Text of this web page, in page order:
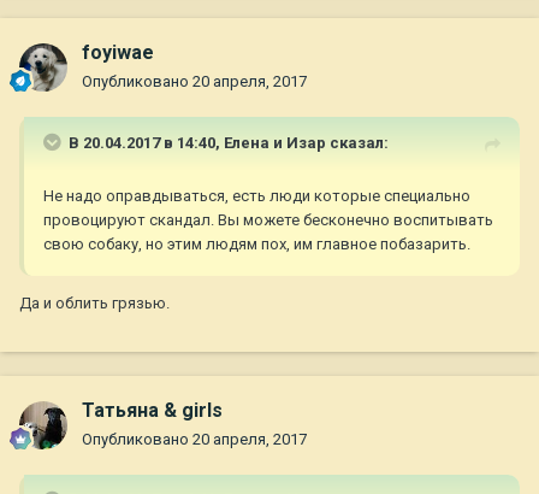
foyiwae
Опубликовано 20 апреля, 2017
В 20.04.2017 в 14:40, Елена и Изар сказал:
Не надо оправдываться, есть люди которые специально
провоцируют скандал. Вы можете бесконечно воспитывать
свою собаку, но этим людям пох, им главное побазарить.
Да и облить грязью.
Татьяна & girls
Опубликовано 20 апреля, 2017